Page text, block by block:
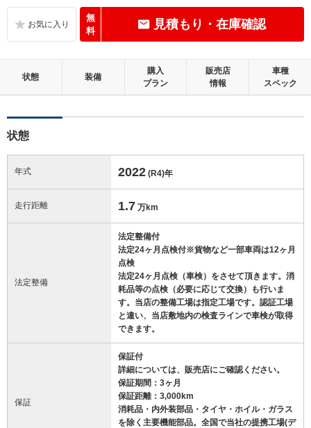
無
料
見積もり・在庫確認
状態 装備
購入
プラン
販売店
情報
車種
スペック
状態
年式 2022 (R4)年
走行距離 1.7 万km
法定整備
法定整備付
法定24ヶ月点検付※貨物など一部車両は12ヶ月
点検
法定24ヶ月点検（車検）をさせて頂きます。消
耗品等の点検（必要に応じて交換）も行いま
す。当店の整備工場は指定工場です。認証工場
と違い、当店敷地内の検査ラインで車検が取得
できます。
保証
保証付
詳細については、販売店にご確認ください。
保証期間：3ヶ月
保証距離：3,000km
消耗品・内外装部品・タイヤ・ホイル・ガラス
を除く主要機能部品。全国で当社の提携工場(デ